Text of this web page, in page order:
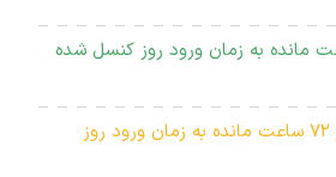
لغو رزرو در کمتر از 72 ساعت مانده به زمان ورود روز